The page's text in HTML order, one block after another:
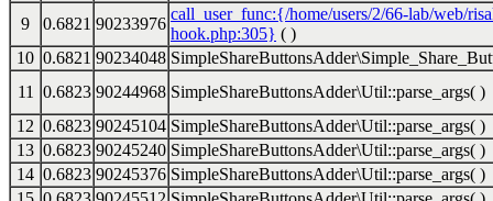
9
0.6821 90233976
call_user_func:{/home/users/2/66-lab/web/
hook.php:305} ( )
10 0.6821 90234048
11
0.6823 90244968 SimpleShareButtonsAdder\Util::parse_args( )
12 0.6823 90245104 SimpleShareButtonsAdder\Util::parse_args( )
13 0.6823 90245240 SimpleShareButtonsAdder\Util::parse_args( )
14 0.6823 90245376 SimpleShareButtonsAdder\Util::parse_args( )